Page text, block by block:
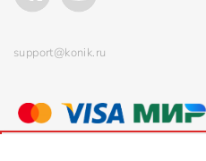
support@konik.ru